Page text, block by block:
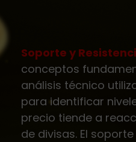
Soporte y
conceptos
análisis técnico
para identificar
precio tiende a
de divisas. El